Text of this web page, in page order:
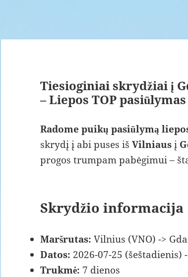
Tiesioginiai skrydžiai į
– Liepos TOP pasiūlymas
Radome puikų pasiūlymą
skrydį į abi puses išVilniausį
progos trumpam pabėgimui –
Skrydžio informacija
Maršrutas: Vilnius (VNO) ->
Datos: 2026-07-25 (šeštadienis)
Trukmė: 7 dienos